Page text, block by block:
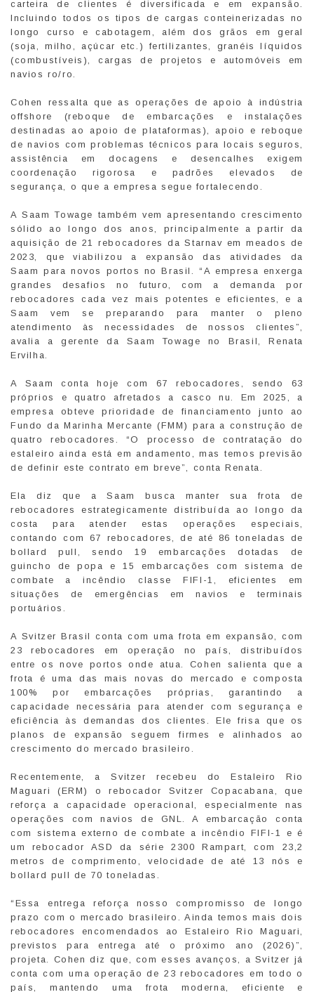
carteira de clientes é diversificada e em expansão.
Incluindo todos os tipos de cargas conteinerizadas no
longo curso e cabotagem, além dos grãos em geral
(soja, milho, açúcar etc.) fertilizantes, granéis líquidos
(combustíveis), cargas de projetos e automóveis em
navios ro/ro.
Cohen ressalta que as operações de apoio à indústria
offshore (reboque de embarcações e instalações
destinadas ao apoio de plataformas), apoio e reboque
de navios com problemas técnicos para locais seguros,
assistência em docagens e desencalhes exigem
coordenação rigorosa e padrões elevados de
segurança, o que a empresa segue fortalecendo.
A Saam Towage também vem apresentando crescimento
sólido ao longo dos anos, principalmente a partir da
aquisição de 21 rebocadores da Starnav em meados de
2023, que viabilizou a expansão das atividades da
Saam para novos portos no Brasil. “A empresa enxerga
grandes desafios no futuro, com a demanda por
rebocadores cada vez mais potentes e eficientes, e a
Saam vem se preparando para manter o pleno
atendimento às necessidades de nossos clientes”,
avalia a gerente da Saam Towage no Brasil, Renata
Ervilha.
A Saam conta hoje com 67 rebocadores, sendo 63
próprios e quatro afretados a casco nu. Em 2025, a
empresa obteve prioridade de financiamento junto ao
Fundo da Marinha Mercante (FMM) para a construção de
quatro rebocadores. “O processo de contratação do
estaleiro ainda está em andamento, mas temos previsão
de definir este contrato em breve”, conta Renata.
Ela diz que a Saam busca manter sua frota de
rebocadores estrategicamente distribuída ao longo da
costa para atender estas operações especiais,
contando com 67 rebocadores, de até 86 toneladas de
bollard pull, sendo 19 embarcações dotadas de
guincho de popa e 15 embarcações com sistema de
combate a incêndio classe FIFI-1, eficientes em
situações de emergências em navios e terminais
portuários.
A Svitzer Brasil conta com uma frota em expansão, com
23 rebocadores em operação no país, distribuídos
entre os nove portos onde atua. Cohen salienta que a
frota é uma das mais novas do mercado e composta
100% por embarcações próprias, garantindo a
capacidade necessária para atender com segurança e
eficiência às demandas dos clientes. Ele frisa que os
planos de expansão seguem firmes e alinhados ao
crescimento do mercado brasileiro.
Recentemente, a Svitzer recebeu do Estaleiro Rio
Maguari (ERM) o rebocador Svitzer Copacabana, que
reforça a capacidade operacional, especialmente nas
operações com navios de GNL. A embarcação conta
com sistema externo de combate a incêndio FIFI-1 e é
um rebocador ASD da série 2300 Rampart, com 23,2
metros de comprimento, velocidade de até 13 nós e
bollard pull de 70 toneladas.
“Essa entrega reforça nosso compromisso de longo
prazo com o mercado brasileiro. Ainda temos mais dois
rebocadores encomendados ao Estaleiro Rio Maguari,
previstos para entrega até o próximo ano (2026)”,
projeta. Cohen diz que, com esses avanços, a Svitzer já
conta com uma operação de 23 rebocadores em todo o
país, mantendo uma frota moderna, eficiente e